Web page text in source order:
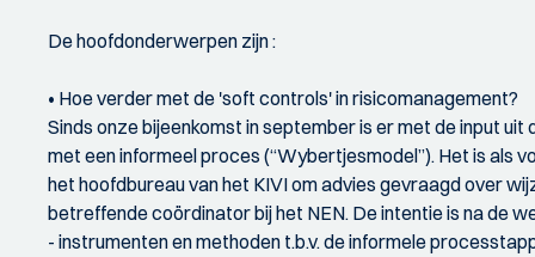
De hoofdonderwerpen zijn :
• Hoe verder met de 'soft controls' in risicomanagement?
Sinds onze bijeenkomst in september is er met de input
met een informeel proces (“Wybertjesmodel”). Het is als
het hoofdbureau van het KIVI om advies gevraagd over
betreffende coördinator bij het NEN. De intentie is na de
- instrumenten en methoden t.b.v. de informele